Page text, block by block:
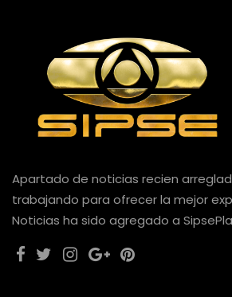
Apartado de noticias recien
trabajando para ofrecer la mejor
Noticias ha sido agregado a